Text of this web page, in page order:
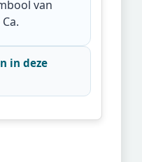
van
Ca.
in deze